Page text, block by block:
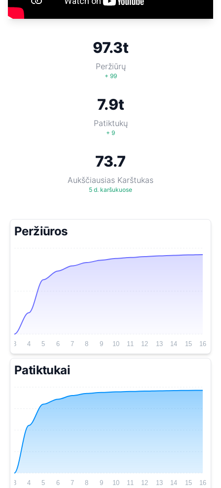
97.3t
Peržiūrų
+ 99
7.9t
Patiktukų
+ 9
73.7
Aukščiausias Karštukas
5 d. karšukuose
Peržiūros
3 4 5 6 7 8 9 10 11 12 13 14 15 16
Patiktukai
3 4 5 6 7 8 9 10 11 12 13 14 15 16